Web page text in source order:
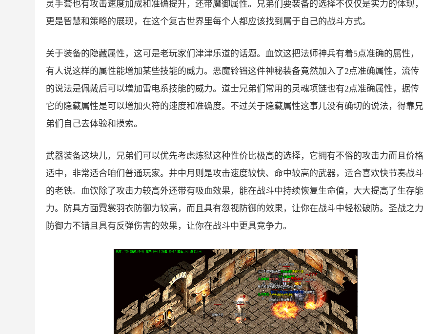
灵手套也有攻击速度加成和准确提升，还带魔御属性。兄弟们要装备的选择不仅仅是实力的体现，
更是智慧和策略的展现，在这个复古世界里每个人都应该找到属于自己的战斗方式。
关于装备的隐藏属性，这可是老玩家们津津乐道的话题。血饮这把法师神兵有着5点准确的属性，
有人说这样的属性能增加某些技能的威力。恶魔铃铛这件神秘装备竟然加入了2点准确属性，流传
的说法是佩戴后可以增加雷电系技能的威力。道士兄弟们常用的灵魂项链也有2点准确属性，据传
它的隐藏属性是可以增加火符的速度和准确度。不过关于隐藏属性这事儿没有确切的说法，得靠兄
弟们自己去体验和摸索。
武器装备这块儿，兄弟们可以优先考虑炼狱这种性价比极高的选择，它拥有不俗的攻击力而且价格
适中，非常适合咱们普通玩家。井中月则是攻击速度较快、命中较高的武器，适合喜欢快节奏战斗
的老铁。血饮除了攻击力较高外还带有吸血效果，能在战斗中持续恢复生命值，大大提高了生存能
力。防具方面霓裳羽衣防御力较高，而且具有忽视防御的效果，让你在战斗中轻松破防。圣战之力
防御力不错且具有反弹伤害的效果，让你在战斗中更具竞争力。